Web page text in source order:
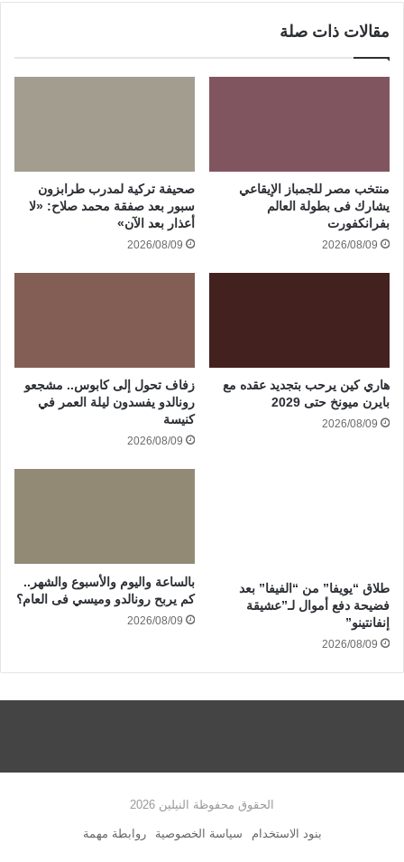
مقالات ذات صلة
منتخب مصر للجمباز الإيقاعي
يشارك فى بطولة العالم
بفرانكفورت
2026/08/09
صحيفة تركية لمدرب طرابزون
سبور بعد صفقة محمد صلاح: «لا
أعذار بعد الآن»
2026/08/09
هاري كين يرحب بتجديد عقده مع
بايرن ميونخ حتى 2029
2026/08/09
زفاف تحول إلى كابوس.. مشجعو
رونالدو يفسدون ليلة العمر في
كنيسة
2026/08/09
طلاق “يويفا” من “الفيفا” بعد
فضيحة دفع أموال لـ”عشيقة
إنفانتينو”
2026/08/09
بالساعة واليوم والأسبوع والشهر..
كم يربح رونالدو وميسي فى العام؟
2026/08/09
الحقوق محفوظة النيلين 2026
بنود الاستخدام سياسة الخصوصية روابطة مهمة